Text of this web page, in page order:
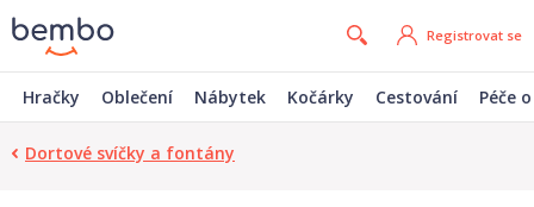
Registrovat se
Hračky Oblečení Nábytek Kočárky Cestování Péče
Dortové svíčky a fontány